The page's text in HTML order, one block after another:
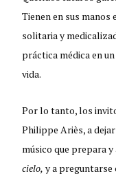
Tienen en sus
solitaria y
práctica médica en
vida.
Por lo tanto, los
Philippe Ariès, a
músico que prepara
cielo, y a preguntarse